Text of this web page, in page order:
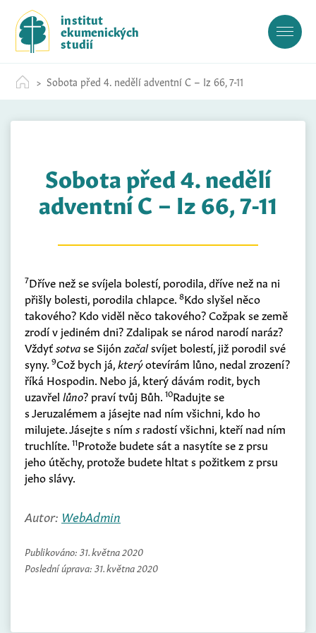
c
institut
ekumenických
studií
Sobota před 4. nedělí adventní C – Iz 66, 7-11
Sobota před 4. nedělí
adventní C – Iz 66, 7-11
7Dříve než se svíjela bolestí, porodila, dříve než na ni
přišly bolesti, porodila chlapce. 8Kdo slyšel něco
takového? Kdo viděl něco takového? Cožpak se země
zrodí v jediném dni? Zdalipak se národ narodí naráz?
Vždyťsotvase Sijón začalsvíjet bolestí, již porodil své
syny. 9Což bych já,kterýotevírám lůno, nedal zrození?
říká Hospodin. Nebo já, který dávám rodit, bych
uzavřel lůno? praví tvůj Bůh. 10Radujte se
s Jeruzalémem a jásejte nad ním všichni, kdo ho
milujete. Jásejte s ním s radostí všichni, kteří nad ním
truchlíte. 11Protože budete sát a nasytíte se z prsu
jeho útěchy, protože budete hltat s požitkem z prsu
jeho slávy.
Autor: WebAdmin
Publikováno: 31. května 2020
Poslední úprava: 31. května 2020